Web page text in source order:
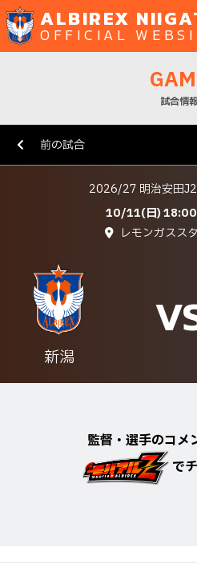
ALBIREX
OFFICIAL
試合情
前の試合
2026/27 明治安田
10/11(日) 18:00
レモンガスス
新潟
監督・選手のコメ
で